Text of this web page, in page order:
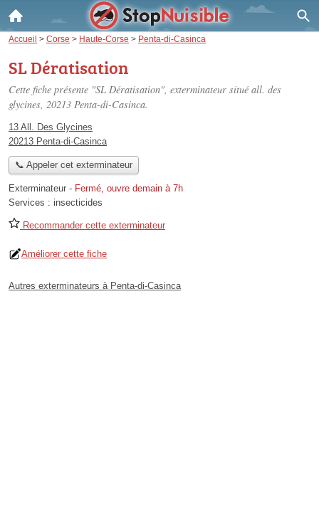
Accueil > Corse > Haute-Corse > Penta-di-Casinca
SL Dératisation
Cette fiche présente "SL Dératisation", exterminateur situé all. des
glycines, 20213 Penta-di-Casinca.
13 All. Des Glycines
20213 Penta-di-Casinca
📞 Appeler cet exterminateur
Exterminateur - Fermé, ouvre demain à 7h
Services : insecticides
Recommander cette exterminateur
Améliorer cette fiche
Autres exterminateurs à Penta-di-Casinca